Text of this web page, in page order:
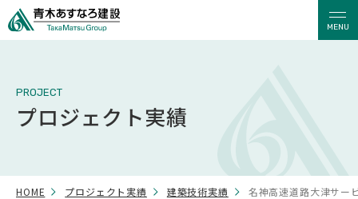
MENU
PROJECT
プロジェクト実績
HOME プロジェクト実績 建築技術実績 名神高速道路大津サー